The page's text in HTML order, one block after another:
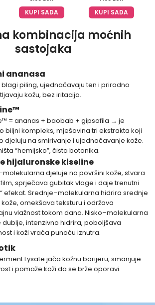
KUPI SADA KUPI SADA
kombinacija moćnih
sastojaka
ananasa
blagi piling, ujednačavaju ten i prirodno
kožu, bez iritacija.
= ananas + baobab + gipsofila → je
biljni kompleks, mješavina tri ekstrakta koji
djeluju na smirivanje i ujednačavanje kože.
“hemijsko”, čista botanika.
hijaluronske kiseline
djeluje na površini kože, stvara
sprječava gubitak vlage i daje trenutni
efekat. Srednje–molekularna hidrira srednje
omekšava teksturu i održava
vlažnost tokom dana. Nisko–molekularna
intenzivno hidrira, poboljšava
i koži vraća punoću iznutra.
Lysate jača kožnu barijeru, smanjuje
i pomaže koži da se brže oporavi.